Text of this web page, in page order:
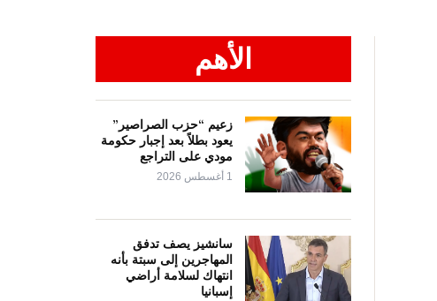
الأهم
زعيم “حزب الصراصير”
يعود بطلاً بعد إجبار حكومة
مودي على التراجع
1 أغسطس 2026
سانشيز يصف تدفق
المهاجرين إلى سبتة بأنه
انتهاك لسلامة أراضي
إسبانيا